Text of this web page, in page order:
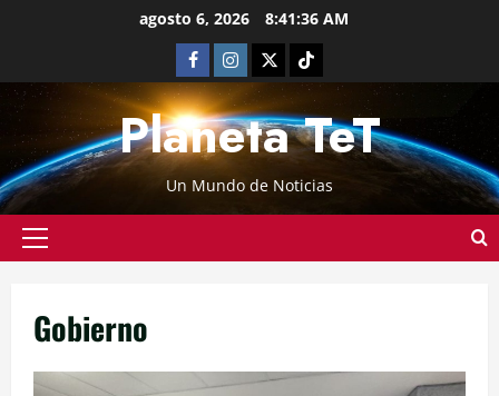
agosto 6, 2026 8:41:37 AM
Planeta TeT
Un Mundo de Noticias
Gobierno